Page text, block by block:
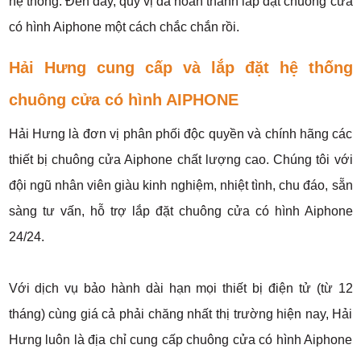
có hình Aiphone một cách chắc chắn rồi.
Hải Hưng cung cấp và lắp đặt hệ thống
chuông cửa có hình AIPHONE
Hải Hưng là đơn vị phân phối độc quyền và chính hãng các
thiết bị chuông cửa Aiphone chất lượng cao. Chúng tôi với
đội ngũ nhân viên giàu kinh nghiệm, nhiệt tình, chu đáo, sẵn
sàng tư vấn, hỗ trợ lắp đặt chuông cửa có hình Aiphone
24/24.
Với dịch vụ bảo hành dài hạn mọi thiết bị điện tử (từ 12
tháng) cùng giá cả phải chăng nhất thị trường hiện nay, Hải
Hưng luôn là địa chỉ cung cấp chuông cửa có hình Aiphone